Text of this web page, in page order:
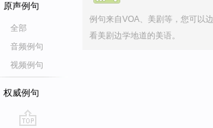
原声例句
全部
音频例句
视频例句
权威例句
例句来自VOA、美剧等，您可以边
看美剧边学地道的美语。